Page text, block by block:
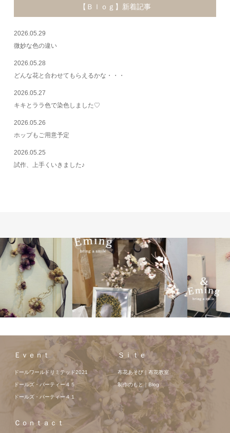
【Ｂｌｏｇ】新着記事
2026.05.29
微妙な色の違い
2026.05.28
どんな花と合わせてもらえるかな・・・
2026.05.27
キキとララ色で染色しました♡
2026.05.26
ホップもご用意予定
2026.05.25
試作、上手くいきました♪
Ｅｖｅｎｔ
ドールワールドリミテッド2021
ドールズ・パーティー４５
ドールズ・パーティー４１
Ｓｉｔｅ
布花あそび｜布花教室
制作のもと｜Blog
Ｃｏｎｔａｃｔ